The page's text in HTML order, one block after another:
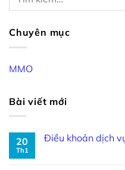
Chuyên mục
MMO
Bài viết mới
20
Th1
Điều khoản dịch